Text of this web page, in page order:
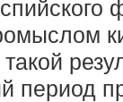
период